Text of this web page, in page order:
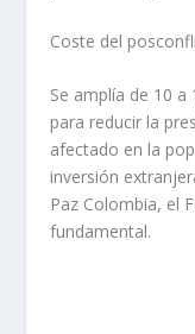
Coste del
Se amplía de 10
para reducir la
afectado en la
inversión
Paz Colombia, el
fundamental.